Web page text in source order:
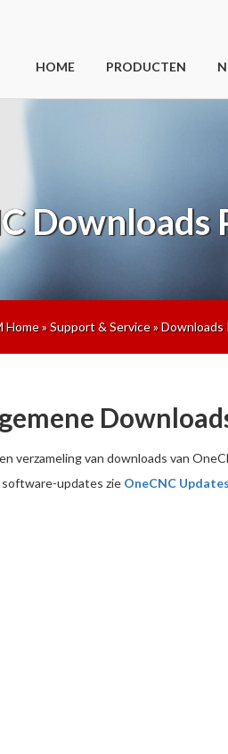
HOME PRODUCTEN
Downloads
Home»Support & Service»Downloads
verzameling van downloads van
software-updates zie OneCNC Updates